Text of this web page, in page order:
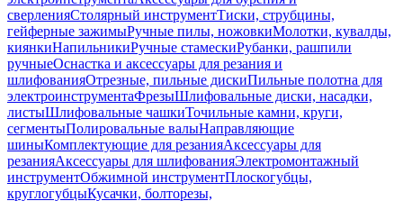
сверленияСтолярный инструментТиски, струбцины,
гейферные зажимыРучные пилы, ножовкиМолотки, кувалды,
киянкиНапильникиРучные стамескиРубанки, рашпили
ручныеОснастка и аксессуары для резания и
шлифованияОтрезные, пильные дискиПильные полотна для
электроинструментаФрезыШлифовальные диски, насадки,
листыШлифовальные чашкиТочильные камни, круги,
сегментыПолировальные валыНаправляющие
шиныКомплектующие для резанияАксессуары для
резанияАксессуары для шлифованияЭлектромонтажный
инструментОбжимной инструментПлоскогубцы,
круглогубцыКусачки, болторезы,